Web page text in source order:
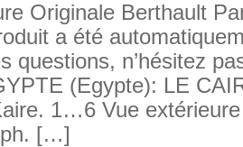
Originale Berthault
a été
questions, n’hésitez
(Egypte): LE
1…6 Vue
[…]